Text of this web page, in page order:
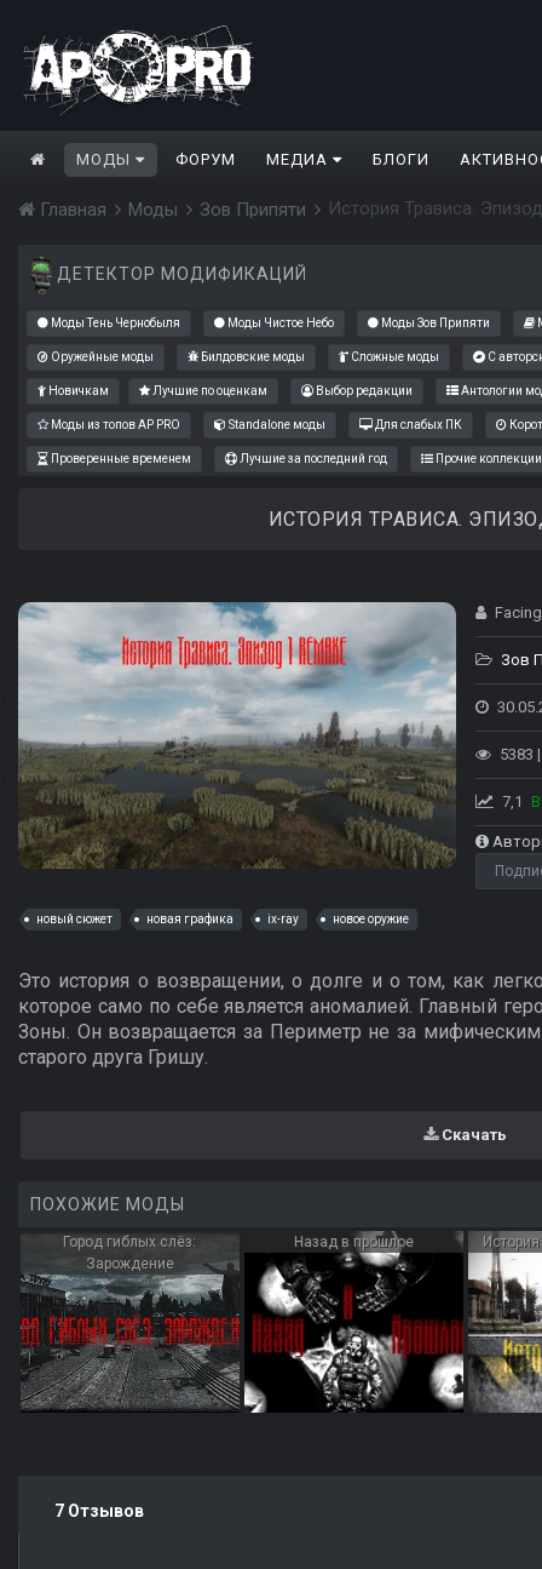
МОДЫ ФОРУМ МЕДИА БЛОГИ
Главная Моды Зов Припяти История Трависа.
ДЕТЕКТОР МОДИФИКАЦИЙ
Моды Тень Чернобыля Моды Чистое Небо Моды Зов Припяти
Оружейные моды Билдовские моды Сложные моды С
Новичкам Лучшие по оценкам Выбор редакции Антологии
Моды из топов AP PRO Standalone моды Для слабых ПК
Проверенные временем Лучшие за последний год Прочие коллекции
ИСТОРИЯ ТРАВИСА.
Зов
5383
7,1
новый сюжет новая графика ix-ray новое оружие
Это история о возвращении, о долге и о том, как
которое само по себе является аномалией. Главный
Зоны. Он возвращается за Периметр не за
старого друга Гришу.
Скачать
ПОХОЖИЕ МОДЫ
Город гиблых слёз:
Зарождение
Назад в прошлое
7 Отзывов